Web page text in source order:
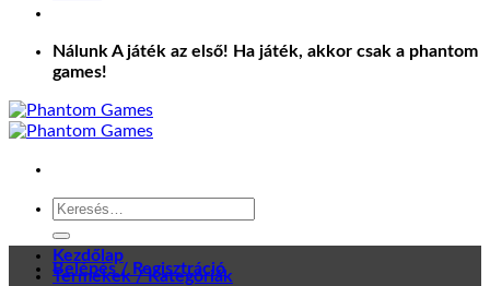
Nálunk A játék az első! Ha játék, akkor csak a phantom
games!
Keresés
következőre:
Belépés / Regisztráció
Kezdőlap
Termékek / Kategóriák